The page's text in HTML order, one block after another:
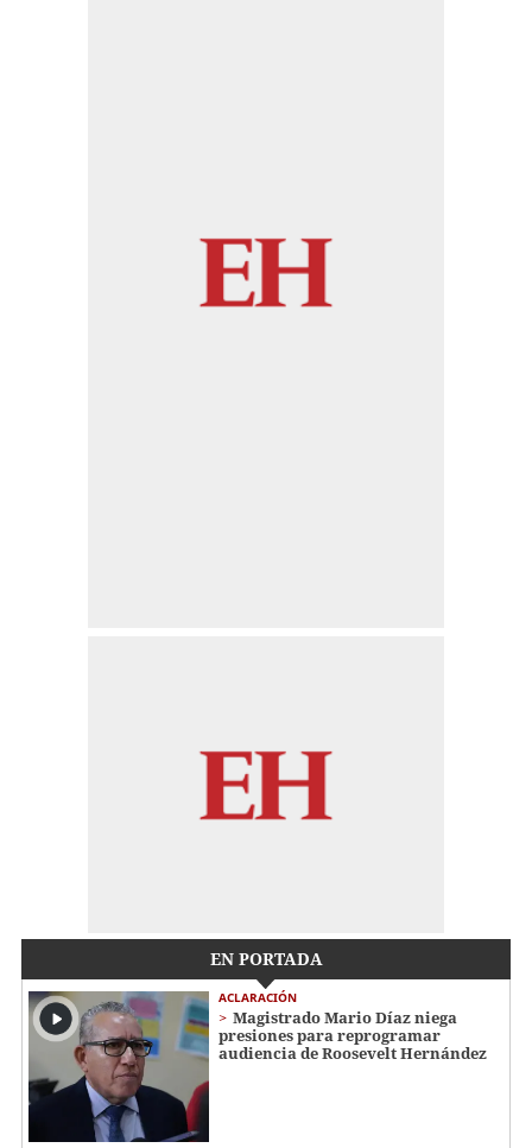
EN PORTADA
ACLARACIÓN
Magistrado Mario Díaz niega
presiones para reprogramar
audiencia de Roosevelt Hernández